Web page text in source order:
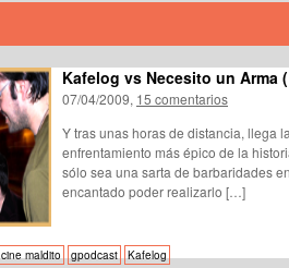
Kafelog vs Necesito un Arma
07/04/2009, 15 comentarios
Y tras unas horas de distancia, llega
enfrentamiento más épico de la
sólo sea una sarta de barbaridades
encantado poder realizarlo […]
cine maldito gpodcast Kafelog